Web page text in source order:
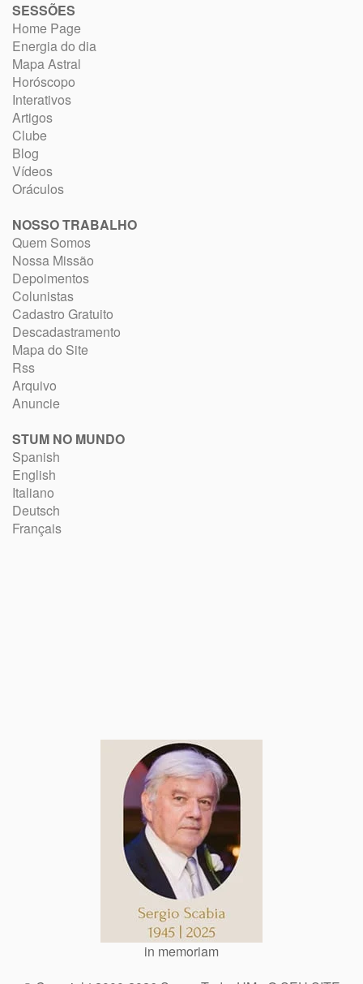
SESSÕES
Home Page
Energia do dia
Mapa Astral
Horóscopo
Interativos
Artigos
Clube
Blog
Vídeos
Oráculos
NOSSO TRABALHO
Quem Somos
Nossa Missão
Depoimentos
Colunistas
Cadastro Gratuito
Descadastramento
Mapa do Site
Rss
Arquivo
Anuncie
STUM NO MUNDO
Spanish
English
Italiano
Deutsch
Français
in memoriam